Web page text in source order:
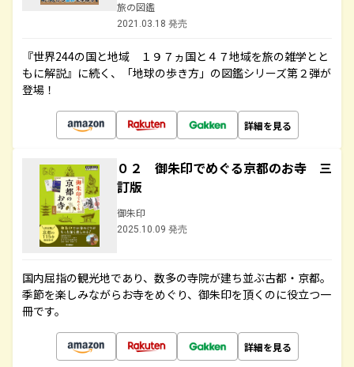
旅の図鑑
2021.03.18 発売
『世界244の国と地域 １９７ヵ国と４７地域を旅の雑学とと
もに解説』に続く、「地球の歩き方」の図鑑シリーズ第２弾が
登場！
詳細を見る
０２ 御朱印でめぐる京都のお寺 三
訂版
御朱印
2025.10.09 発売
国内屈指の観光地であり、数多の寺院が建ち並ぶ古都・京都。
季節を楽しみながらお寺をめぐり、御朱印を頂くのに役立つ一
冊です。
詳細を見る